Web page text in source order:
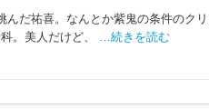
だ祐喜。なんとか紫鬼の条件のク
。美人だけど、
…続きを読む